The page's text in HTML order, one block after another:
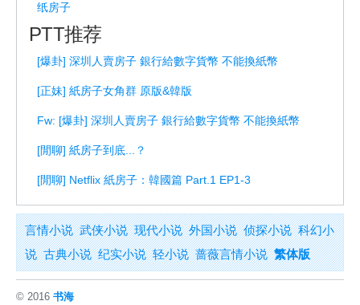
纸房子
PTT推荐
[爆卦] 深圳人賣房子 銀行給數字貨幣 不能換紙幣
[正妹] 紙房子女角群 原版&韓版
Fw: [爆卦] 深圳人賣房子 銀行給數字貨幣 不能換紙幣
[閒聊] 紙房子到底...？
[閒聊] Netflix 紙房子：韓國篇 Part.1 EP1-3
言情小说 武侠小说 现代小说 外国小说 侦探小说 科幻小
说 古典小说 纪实小说 轻小说 蔷薇言情小说 繁体版
© 2016 书海